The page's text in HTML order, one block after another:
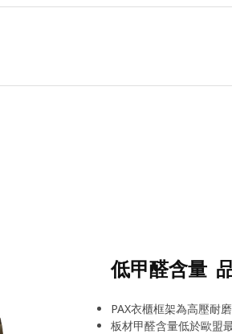
低甲醛含量
PAX衣櫃框架為高壓耐
板材甲醛含量低於歐盟